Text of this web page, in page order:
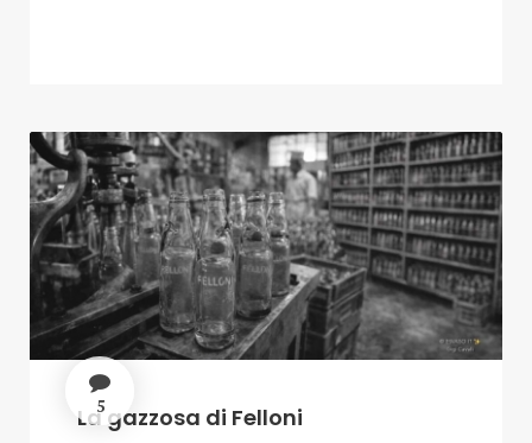
5
La gazzosa di Felloni